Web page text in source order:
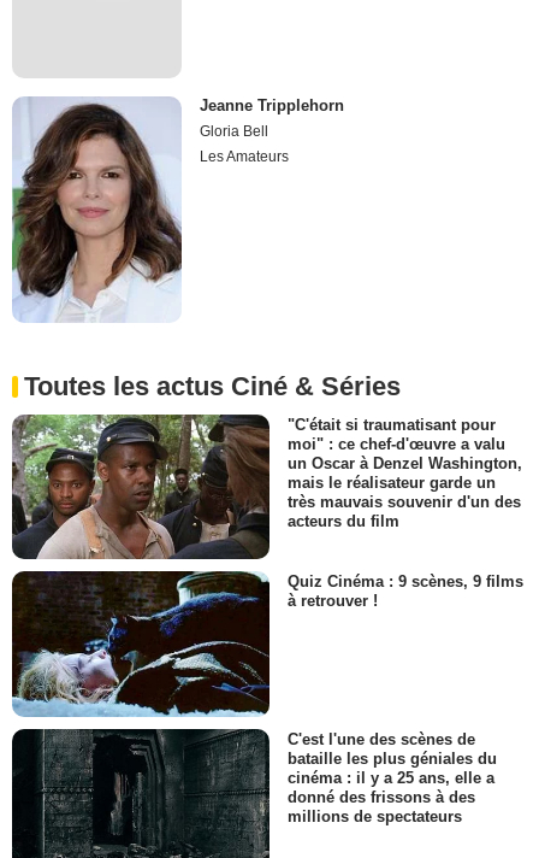
Jeanne Tripplehorn
Gloria Bell
Les Amateurs
Toutes les actus Ciné & Séries
"C'était si traumatisant pour
moi" : ce chef-d'œuvre a valu
un Oscar à Denzel Washington,
mais le réalisateur garde un
très mauvais souvenir d'un des
acteurs du film
Quiz Cinéma : 9 scènes, 9 films
à retrouver !
C'est l'une des scènes de
bataille les plus géniales du
cinéma : il y a 25 ans, elle a
donné des frissons à des
millions de spectateurs